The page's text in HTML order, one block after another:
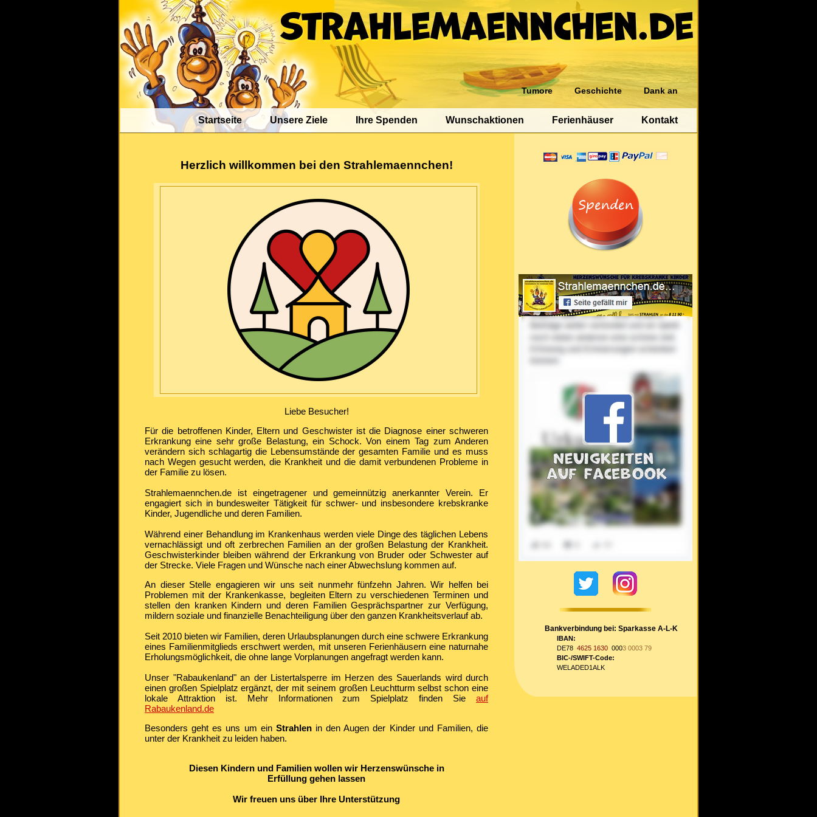
Tumore Geschichte Dank an
Startseite Unsere Ziele Ihre Spenden Wunschaktionen Ferienhäuser Kontakt
Herzlich willkommen bei den Strahlemaennchen!
Liebe Besucher!
Für die betroffenen Kinder, Eltern und Geschwister ist die Diagnose einer schweren
Erkrankung eine sehr große Belastung, ein Schock. Von einem Tag zum Anderen
verändern sich schlagartig die Lebensumstände der gesamten Familie und es muss
nach Wegen gesucht werden, die Krankheit und die damit verbundenen Probleme in
der Familie zu lösen.
Strahlemaennchen.de ist eingetragener und gemeinnützig anerkannter Verein. Er
engagiert sich in bundesweiter Tätigkeit für schwer- und insbesondere krebskranke
Kinder, Jugendliche und deren Familien.
Während einer Behandlung im Krankenhaus werden viele Dinge des täglichen Lebens
vernachlässigt und oft zerbrechen Familien an der großen Belastung der Krankheit.
Geschwisterkinder bleiben während der Erkrankung von Bruder oder Schwester auf
der Strecke. Viele Fragen und Wünsche nach einer Abwechslung kommen auf.
An dieser Stelle engagieren wir uns seit nunmehr fünfzehn Jahren. Wir helfen bei
Problemen mit der Krankenkasse, begleiten Eltern zu verschiedenen Terminen und
stellen den kranken Kindern und deren Familien Gesprächspartner zur Verfügung,
mildern soziale und finanzielle Benachteiligung über den ganzen Krankheitsverlauf ab.
Seit 2010 bieten wir Familien, deren Urlaubsplanungen durch eine schwere Erkrankung
eines Familienmitglieds erschwert werden, mit unseren Ferienhäusern eine naturnahe
Erholungsmöglichkeit, die ohne lange Vorplanungen angefragt werden kann.
Unser "Rabaukenland" an der Listertalsperre im Herzen des Sauerlands wird durch
einen großen Spielplatz ergänzt, der mit seinem großen Leuchtturm selbst schon eine
lokale Attraktion ist. Mehr Informationen zum Spielplatz finden Sie auf
Rabaukenland.de
Besonders geht es uns um ein Strahlenin den Augen der Kinder und Familien, die
unter der Krankheit zu leiden haben.
Diesen Kindern und Familien wollen wir Herzenswünsche in
Erfüllung gehen lassen
Wir freuen uns über Ihre Unterstützung
Bankverbindung bei: Sparkasse A-L-K
IBAN:
DE78 4625 1630 0003 0003 79
BIC-/SWIFT-Code:
WELADED1ALK